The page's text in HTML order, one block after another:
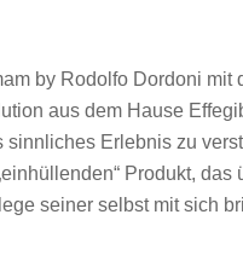
by Rodolfo Dordoni mit
aus dem Hause
Erlebnis zu
Produkt, das
seiner selbst mit sich